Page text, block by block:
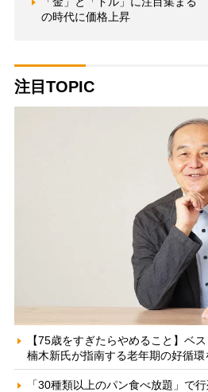
の時代に価格上昇
注目TOPIC
【75歳をすぎたらやめること】ベ
楠木新氏が指南する老年期の好循
「30種類以上のパン食べ放題」で